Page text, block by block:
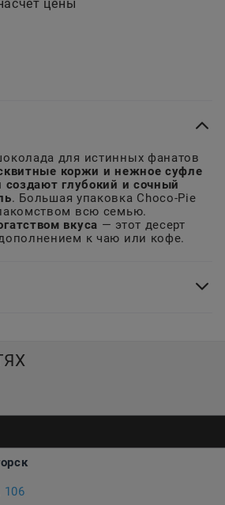
цены
для истинных фанатов
коржи и нежное суфле
создают глубокий и сочный
. Большая упаковка Choco-Pie
всю семью.
вкуса — этот десерт
к чаю или кофе.